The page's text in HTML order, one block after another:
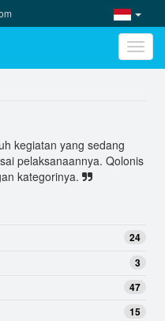
Toggle
kegiatan yang sedang
pelaksanaannya. Qolonis
kategorinya.
24
3
47
15